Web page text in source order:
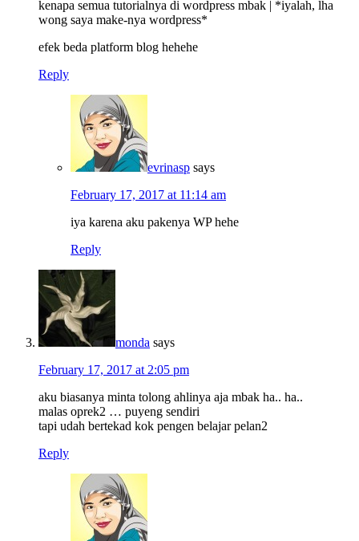
kenapa semua tutorialnya di wordpress mbak | *iyalah, lha
wong saya make-nya wordpress*
efek beda platform blog hehehe
Reply
evrinasp says
February 17, 2017 at 11:14 am
iya karena aku pakenya WP hehe
Reply
monda says
February 17, 2017 at 2:05 pm
aku biasanya minta tolong ahlinya aja mbak ha.. ha..
malas oprek2 … puyeng sendiri
tapi udah bertekad kok pengen belajar pelan2
Reply